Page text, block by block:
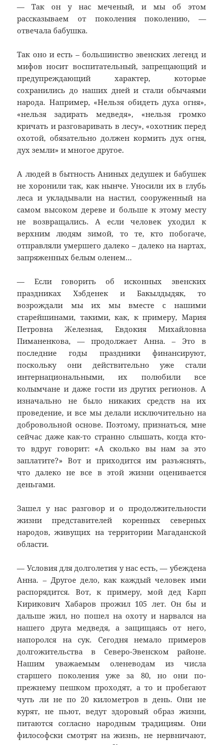
— Так он у нас меченый, и мы об этом
рассказываем от поколения поколению, —
отвечала бабушка.
Так оно и есть – большинство эвенских легенд и
мифов носит воспитательный, запрещающий и
предупреждающий характер, которые
сохранились до наших дней и стали обычаями
народа. Например, «Нельзя обидеть духа огня»,
«нельзя задирать медведя», «нельзя громко
кричать и разговаривать в лесу», «охотник перед
охотой, обязательно должен кормить дух огня,
дух земли» и многое другое.
А людей в бытность Аниных дедушек и бабушек
не хоронили так, как нынче. Уносили их в глубь
леса и укладывали на настил, сооруженный на
самом высоком дереве и больше к этому месту
не возвращались. А если человек уходил к
верхним людям зимой, то те, кто побогаче,
отправляли умершего далеко – далеко на нартах,
запряженных белым оленем…
— Если говорить об исконных эвенских
праздниках Хэбденек и Бакылдыдяк, то
возрождали мы их мы вместе с нашими
старейшинами, такими, как, к примеру, Мария
Петровна Железная, Евдокия Михайловна
Пиманенкова, — продолжает Анна. – Это в
последние годы праздники финансируют,
поскольку они действительно уже стали
интернациональными, их полюбили все
колымчане и даже гости из других регионов. А
изначально не было никаких средств на их
проведение, и все мы делали исключительно на
добровольной основе. Поэтому, признаться, мне
сейчас даже как-то странно слышать, когда кто-
то вдруг говорит: «А сколько вы нам за это
заплатите?» Вот и приходится им разъяснять,
что далеко не все в этой жизни оценивается
деньгами.
Зашел у нас разговор и о продолжительности
жизни представителей коренных северных
народов, живущих на территории Магаданской
области.
— Условия для долголетия у нас есть, — убеждена
Анна. – Другое дело, как каждый человек ими
распорядится. Вот, к примеру, мой дед Карп
Кирикович Хабаров прожил 105 лет. Он бы и
дальше жил, но пошел на охоту и нарвался на
нашего друга медведя, а защищаясь от него,
напоролся на сук. Сегодня немало примеров
долгожительства в Северо-Эвенском районе.
Нашим уважаемым оленеводам из числа
старшего поколения уже за 80, но они по-
прежнему пешком проходят, а то и пробегают
чуть ли не по 20 километров в день. Они не
курят, не пьют, ведут здоровый образ жизни,
питаются согласно народным традициям. Они
философски смотрят на жизнь, не нервничают,